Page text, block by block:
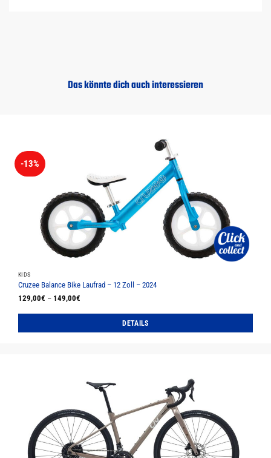
Das könnte dich auch interessieren
-13%
KIDS
Cruzee Balance Bike Laufrad – 12 Zoll – 2024
129,00€ – 149,00€
DETAILS
Optionen
können